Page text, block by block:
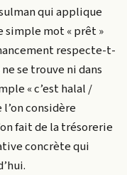
qui applique
simple mot « prêt »
respecte-t-
se trouve ni dans
« c’est halal /
l’on considère
fait de la trésorerie
concrète qui